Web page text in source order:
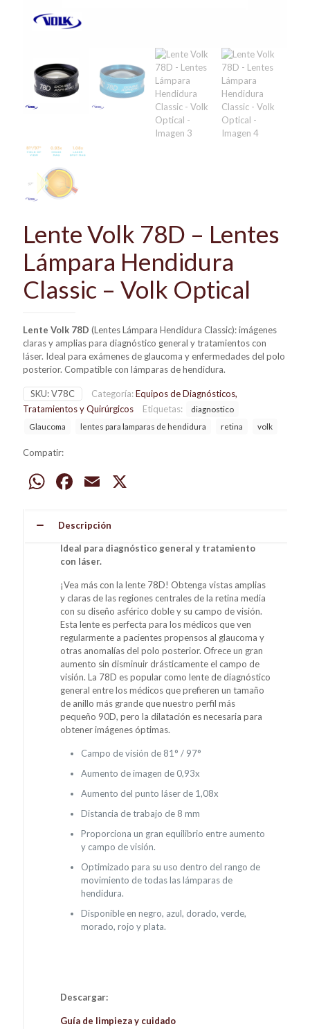
Lente Volk 78D – Lentes
Lámpara Hendidura
Classic – Volk Optical
Lente Volk 78D (Lentes Lámpara Hendidura Classic): imágenes
claras y amplias para diagnóstico general y tratamientos con
láser. Ideal para exámenes de glaucoma y enfermedades del polo
posterior. Compatible con lámparas de hendidura.
SKU:V78C Categoría:Equipos de Diagnósticos,
Tratamientos y Quirúrgicos
Etiquetas:
diagnostico
Glaucoma
lentes para lamparas de hendidura retina volk
Compatir:
WhatsApp
Facebook
Email
Descripción
Ideal para diagnóstico general y tratamiento
con láser.
¡Vea más con la lente 78D! Obtenga vistas amplias
y claras de las regiones centrales de la retina media
con su diseño asférico doble y su campo de visión.
Esta lente es perfecta para los médicos que ven
regularmente a pacientes propensos al glaucoma y
otras anomalías del polo posterior. Ofrece un gran
aumento sin disminuir drásticamente el campo de
visión. La 78D es popular como lente de diagnóstico
general entre los médicos que prefieren un tamaño
de anillo más grande que nuestro perfil más
pequeño 90D, pero la dilatación es necesaria para
obtener imágenes óptimas.
Campo de visión de 81° / 97°
Aumento de imagen de 0,93x
Aumento del punto láser de 1,08x
Distancia de trabajo de 8 mm
Proporciona un gran equilibrio entre aumento
y campo de visión.
Optimizado para su uso dentro del rango de
movimiento de todas las lámparas de
hendidura.
Disponible en negro, azul, dorado, verde,
morado, rojo y plata.
Descargar:
Guía de limpieza y cuidado